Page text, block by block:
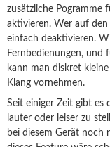
zusätzliche Pogramme
aktivieren. Wer auf den
einfach deaktivieren.
Fernbedienungen, und
kann man diskret
Klang vornehmen.
Seit einiger Zeit gibt es
lauter oder leiser zu
bei diesem Gerät noch